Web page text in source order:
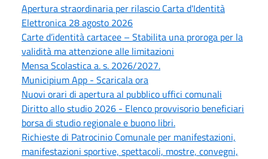
Apertura straordinaria per rilascio Carta d'Identità
Elettronica 28 agosto 2026
Carte d’identità cartacee – Stabilita una proroga per la
validità ma attenzione alle limitazioni
Mensa Scolastica a. s. 2026/2027.
Municipium App - Scaricala ora
Nuovi orari di apertura al pubblico uffici comunali
Diritto allo studio 2026 - Elenco provvisorio beneficiari
borsa di studio regionale e buono libri.
Richieste di Patrocinio Comunale per manifestazioni,
manifestazioni sportive, spettacoli, mostre, convegni,